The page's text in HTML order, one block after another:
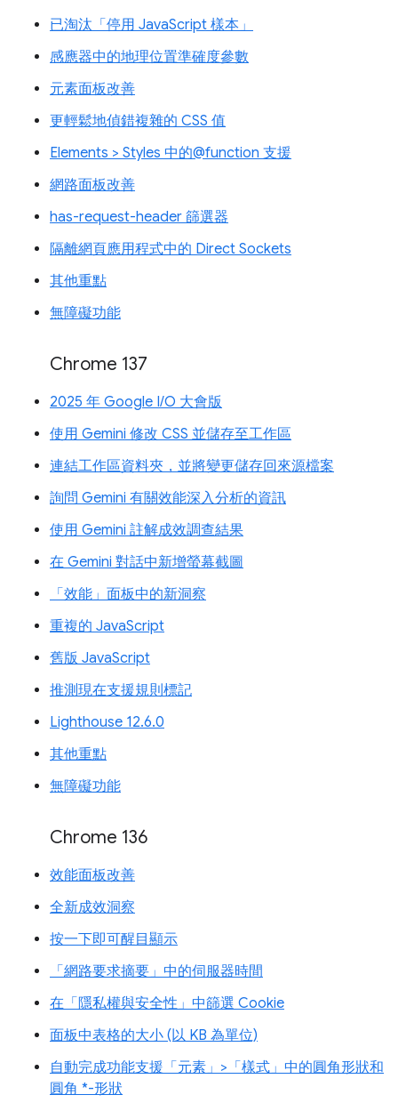
已淘汰「停用 JavaScript 樣本」
感應器中的地理位置準確度參數
元素面板改善
更輕鬆地偵錯複雜的 CSS 值
Elements > Styles 中的@function 支援
網路面板改善
has-request-header 篩選器
隔離網頁應用程式中的 Direct Sockets
其他重點
無障礙功能
Chrome 137
2025 年 Google I/O 大會版
使用 Gemini 修改 CSS 並儲存至工作區
連結工作區資料夾，並將變更儲存回來源檔案
詢問 Gemini 有關效能深入分析的資訊
使用 Gemini 註解成效調查結果
在 Gemini 對話中新增螢幕截圖
「效能」面板中的新洞察
重複的 JavaScript
舊版 JavaScript
推測現在支援規則標記
Lighthouse 12.6.0
其他重點
無障礙功能
Chrome 136
效能面板改善
全新成效洞察
按一下即可醒目顯示
「網路要求摘要」中的伺服器時間
在「隱私權與安全性」中篩選 Cookie
面板中表格的大小 (以 KB 為單位)
自動完成功能支援「元素」>「樣式」中的圓角形狀和
圓角 *-形狀